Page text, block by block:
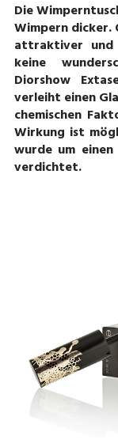
Die
Wimpern dicker.
attraktiver und
keine
Diorshow
verleiht einen
chemischen
Wirkung ist
wurde um
verdichtet.